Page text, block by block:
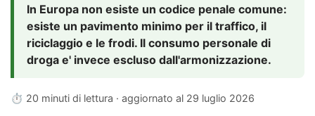
In Europa non esiste un codice penale comune:
esiste un pavimento minimo per il traffico, il
riciclaggio e le frodi. Il consumo personale di
droga e' invece escluso dall'armonizzazione.
⏱ 20 minuti di lettura · aggiornato al 29 luglio 2026